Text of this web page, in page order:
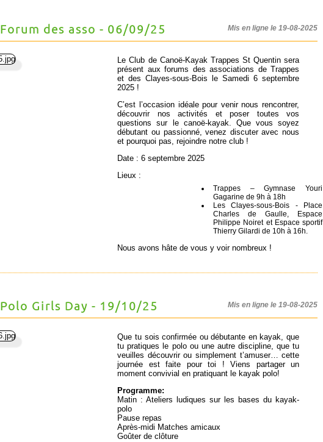
Forum des asso - 06/09/25 Mis en ligne le 19-08-2025
Le Club de Canoë-Kayak Trappes St Quentin sera
présent aux forums des associations de Trappes
et des Clayes-sous-Bois le Samedi 6 septembre
2025 !
C’est l’occasion idéale pour venir nous rencontrer,
découvrir nos activités et poser toutes vos
questions sur le canoë-kayak. Que vous soyez
débutant ou passionné, venez discuter avec nous
et pourquoi pas, rejoindre notre club !
Date : 6 septembre 2025
Lieux :
Trappes – Gymnase Youri
Gagarine de 9h à 18h
Les Clayes-sous-Bois - Place
Charles de Gaulle, Espace
Philippe Noiret et Espace sportif
Thierry Gilardi de 10h à 16h.
Nous avons hâte de vous y voir nombreux !
Polo Girls Day - 19/10/25 Mis en ligne le 19-08-2025
Que tu sois confirmée ou débutante en kayak, que
tu pratiques le polo ou une autre discipline, que tu
veuilles découvrir ou simplement t’amuser… cette
journée est faite pour toi ! Viens partager un
moment convivial en pratiquant le kayak polo!
Programme:
Matin : Ateliers ludiques sur les bases du kayak-
polo
Pause repas
Après-midi Matches amicaux
Goûter de clôture